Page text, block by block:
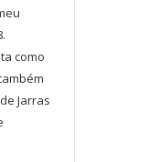
como
Jarras